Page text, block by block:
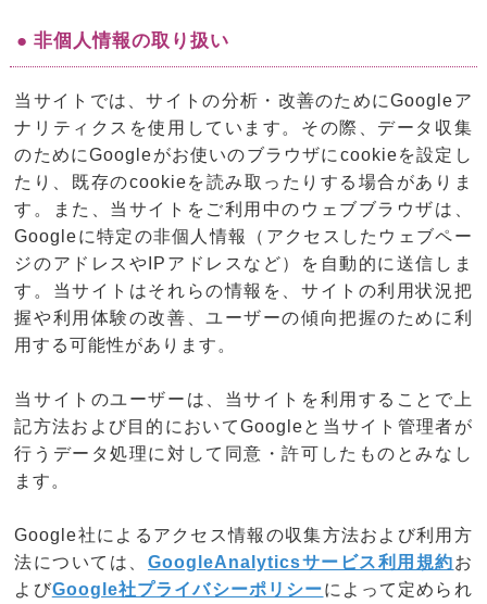
● 非個人情報の取り扱い
当サイトでは、サイトの分析・改善のためにGoogleア
ナリティクスを使用しています。その際、データ収集
のためにGoogleがお使いのブラウザにcookieを設定し
たり、既存のcookieを読み取ったりする場合がありま
す。また、当サイトをご利用中のウェブブラウザは、
Googleに特定の非個人情報（アクセスしたウェブペー
ジのアドレスやIPアドレスなど）を自動的に送信しま
す。当サイトはそれらの情報を、サイトの利用状況把
握や利用体験の改善、ユーザーの傾向把握のために利
用する可能性があります。
当サイトのユーザーは、当サイトを利用することで上
記方法および目的においてGoogleと当サイト管理者が
行うデータ処理に対して同意・許可したものとみなし
ます。
Google社によるアクセス情報の収集方法および利用方
法については、 GoogleAnalyticsサービス利用規約お
よびGoogle社プライバシーポリシーによって定められ